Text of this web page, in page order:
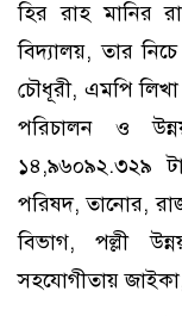
হির রাহ মানির
বিদ্যালয়, তার
চৌধূরী, এমপি
পরিচালন ও
১৪,৯৬০৯২.৩২৯
পরিষদ, তানোর,
বিভাগ, পল্লী
সহযোগীতায়